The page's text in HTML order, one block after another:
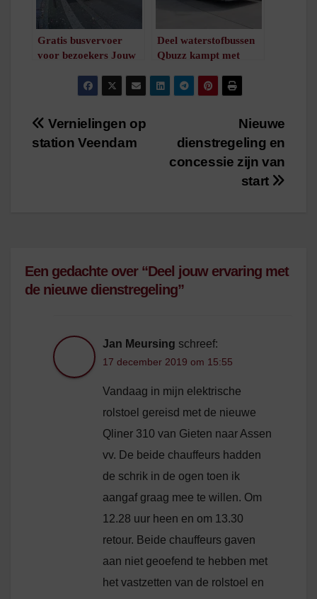
Gratis busvervoer
voor bezoekers Jouw
minuut leestijd
Deel waterstofbussen
Qbuzz kampt met
voorlopig niet meer op
streekdienst
Bericht
Nieuwe
dienstregeling en
concessie zijn van
start
Vernielingen op
station Veendam
Een gedachte over “Deel jouw ervaring met
de nieuwe dienstregeling”
Jan Meursing schreef:
17 december 2019 om 15:55
Vandaag in mijn elektrische
rolstoel gereisd met de nieuwe
Qliner 310 van Gieten naar Assen
vv. De beide chauffeurs hadden
de schrik in de ogen toen ik
aangaf graag mee te willen. Om
12.28 uur heen en om 13.30
retour. Beide chauffeurs gaven
aan niet geoefend te hebben met
het vastzetten van de rolstoel en